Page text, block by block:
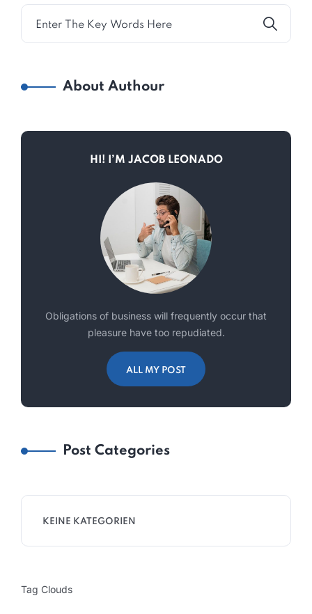
About Authour
HI! I’M JACOB LEONADO
Obligations of business will frequently occur that
pleasure have too repudiated.
ALL MY POST
Post Categories
KEINE KATEGORIEN
Tag Clouds